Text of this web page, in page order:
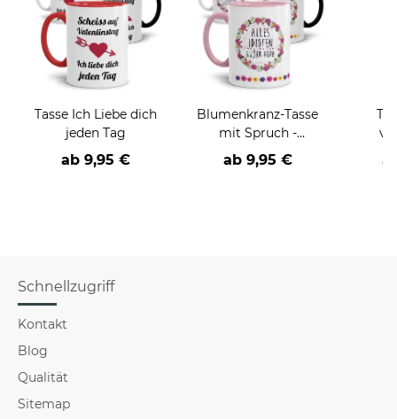
Tasse Ich Liebe dich
jeden Tag
ab 9,95 €
Blumenkranz-Tasse
mit Spruch -
Beleidigung -
verschiedene Motive-
ab 9,95 €
Schnellzugriff
Kontakt
Blog
Qualität
Sitemap